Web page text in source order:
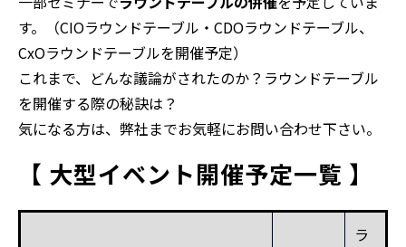
す。（CIOラウンドテーブル・CDOラウンドテーブル、
CxOラウンドテーブルを開催予定）
これまで、どんな議論がされたのか？ラウンドテーブル
を開催する際の秘訣は？
気になる方は、弊社までお気軽にお問い合わせ下さい。
【 大型イベント開催予定一覧 】
ラ